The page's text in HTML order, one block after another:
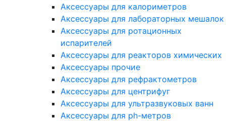
Аксессуары для калориметров
Аксессуары для лабораторных мешалок
Аксессуары для ротационных
испарителей
Аксессуары для реакторов химических
Аксессуары прочие
Аксессуары для рефрактометров
Аксессуары для центрифуг
Аксессуары для ультразвуковых ванн
Аксессуары для ph-метров